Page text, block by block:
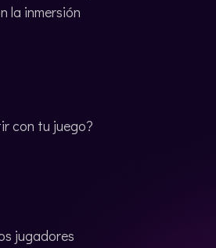
la inmersión
con tu juego?
jugadores